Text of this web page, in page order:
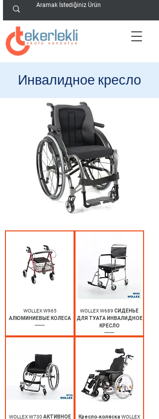
Инвалидное кресло
WOLLEX W965
АЛЮМИНИЕВЫЕ КОЛЕСА
WOLLEX W689 СИДЕНЬЕ
ДЛЯ ТУАТА ИНВАЛИДНОЕ
КРЕСЛО
WOLLEX W730 АКТИВНОЕ
Кресло-коляска WOLLEX